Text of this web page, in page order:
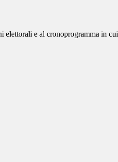
elettorali e al cronoprogramma in